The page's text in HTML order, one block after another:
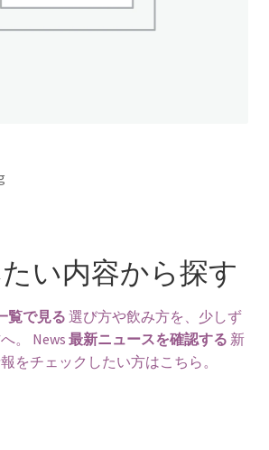
オンラインストアへ
い内容から探す
覧で見る選び方や飲み方を、少しず
。
News 最新ニュースを確認する 新
をチェックしたい方はこちら。